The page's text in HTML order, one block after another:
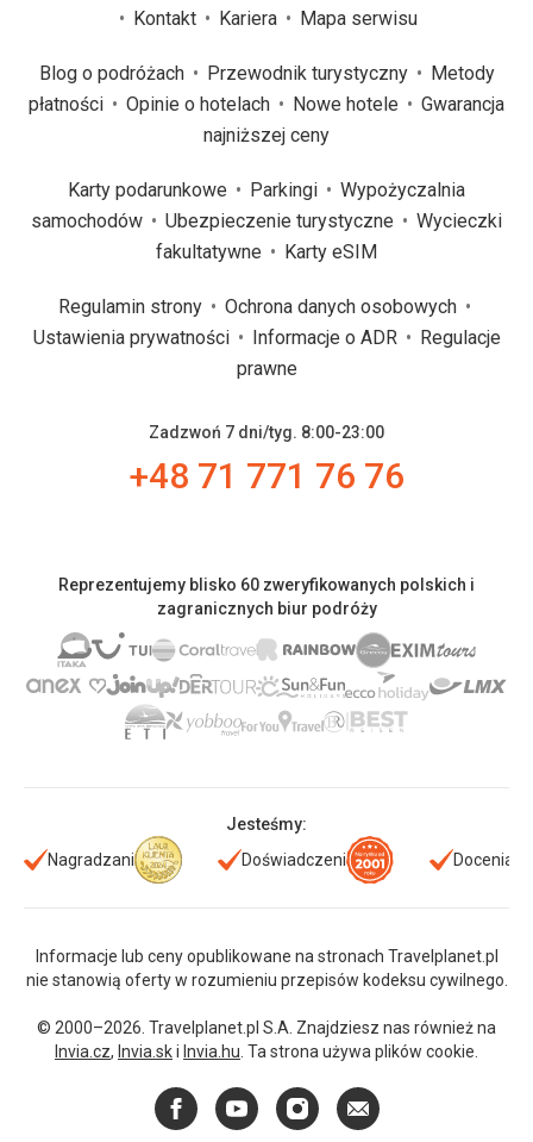
Kontakt
Kariera Mapa serwisu
Blog o podróżach Przewodnik turystyczny
Metody
płatności
Opinie o hotelach Nowe hotele
Gwarancja
najniższej ceny
Karty podarunkowe Parkingi
Wypożyczalnia
samochodów
Ubezpieczenie turystyczne
Wycieczki
fakultatywne
Karty eSIM
Regulamin strony
Ochrona danych osobowych
Ustawienia prywatności
Informacje o ADR
Regulacje
prawne
Zadzwoń 7 dni/tyg. 8:00-23:00
+48 71 771 76 76
Reprezentujemy blisko 60 zweryfikowanych polskich i
zagranicznych biur podróży
Jesteśmy:
Nagradzani
Doświadczeni Doceniani
Informacje lub ceny opublikowane na stronach Travelplanet.pl
nie stanowią oferty w rozumieniu przepisów kodeksu cywilnego.
© 2000–2026. Travelplanet.pl S.A. Znajdziesz nas również na
Invia.cz, Invia.ski Invia.hu . Ta strona używa plików cookie.
FacebookYouTubeInstagram
E-